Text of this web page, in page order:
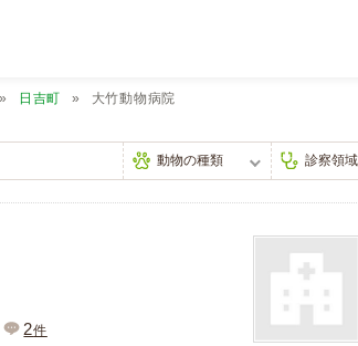
日吉町 大竹動物病院
2件